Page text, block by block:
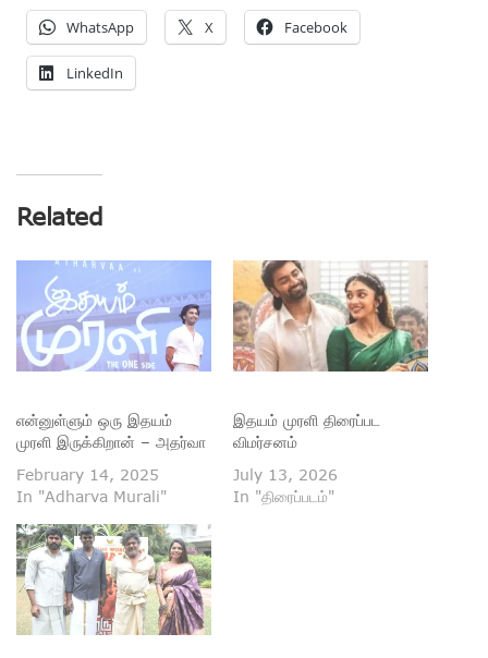
WhatsApp X Facebook
LinkedIn
Related
என்னுள்ளும் ஒரு இதயம்
முரளி இருக்கிறான் – அதர்வா
February 14, 2025
In "Adharva Murali"
இதயம் முரளி திரைப்பட
விமர்சனம்
July 13, 2026
In "திரைப்படம்"